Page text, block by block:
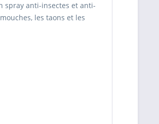
spray anti-insectes et anti-
les taons et les